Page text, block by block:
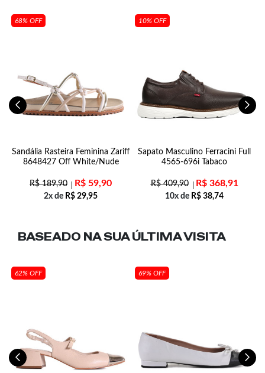
68% OFF
Sandália Rasteira Feminina Zariff
8648427 Off White/Nude
R$189,90 R$ 59,90
2x de R$ 29,95
10% OFF
Sapato Masculino Ferracini Full
4565-696i Tabaco
R$409,90 R$368,91
10x de R$ 38,74
BASEADO NA SUAÚLTIMA VISITA
62% OFF 69% OFF